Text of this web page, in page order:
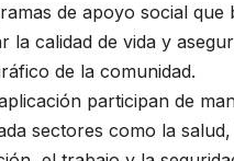
de apoyo social que
la calidad de vida y
de la comunidad.
participan de
sectores como la